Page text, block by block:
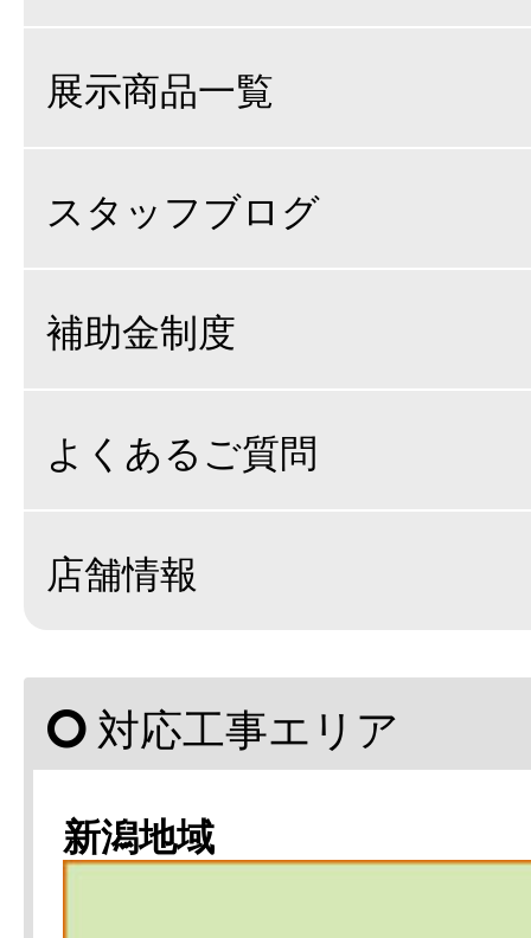
展示商品一覧
スタッフブログ
補助金制度
よくあるご質問
店舗情報
対応工事エリア
新潟地域